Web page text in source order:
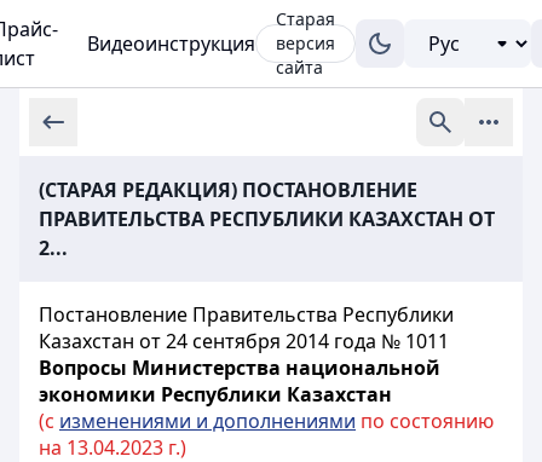
Видеоинструкция
Старая
версия
сайта
(СТАРАЯ РЕДАКЦИЯ) ПОСТАНОВЛЕНИЕ
ПРАВИТЕЛЬСТВА РЕСПУБЛИКИ КАЗАХСТАН ОТ
2...
Постановление Правительства Республики
Казахстан от 24 сентября 2014 года № 1011
Вопросы Министерства национальной
экономики Республики Казахстан
(с изменениями и дополнениями по состоянию
на 13.04.2023 г.)